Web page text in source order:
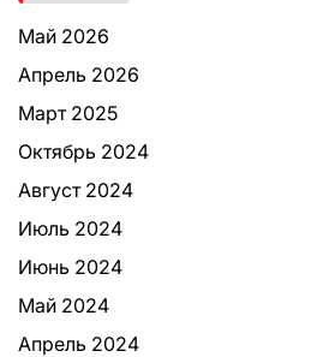
Май 2026
Апрель 2026
Март 2025
Октябрь 2024
Август 2024
Июль 2024
Июнь 2024
Май 2024
Апрель 2024